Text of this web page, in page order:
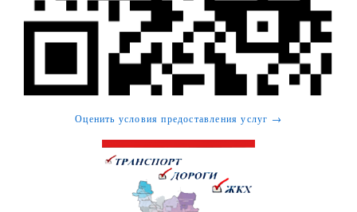
Оценить условия предоставления услуг →